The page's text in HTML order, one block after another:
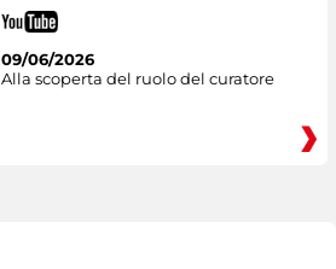
09/06/2026
Alla scoperta del ruolo del curatore